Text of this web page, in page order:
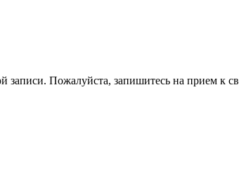
записи. Пожалуйста, запишитесь на прием к